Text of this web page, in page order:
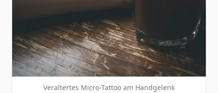
Veraltertes Micro-Tattoo am Handgelenk